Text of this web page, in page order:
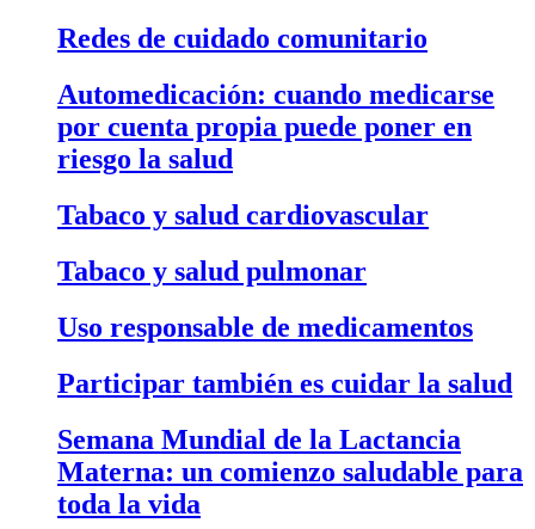
Redes de cuidado comunitario
Automedicación: cuando medicarse
por cuenta propia puede poner en
riesgo la salud
Tabaco y salud cardiovascular
Tabaco y salud pulmonar
Uso responsable de medicamentos
Participar también es cuidar la salud
Semana Mundial de la Lactancia
Materna: un comienzo saludable para
toda la vida